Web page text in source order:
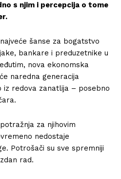
s njim i percepcija o tome
šanse za bogatstvo
bankare i preduzetnike u
nova ekonomska
naredna generacija
redova zanatlija – posebno
za njihovim
nedostaje
Potrošači su sve spremniji
rad.